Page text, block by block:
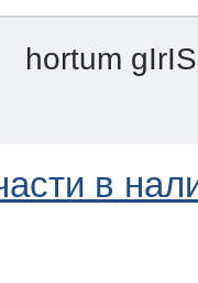
hortum
в